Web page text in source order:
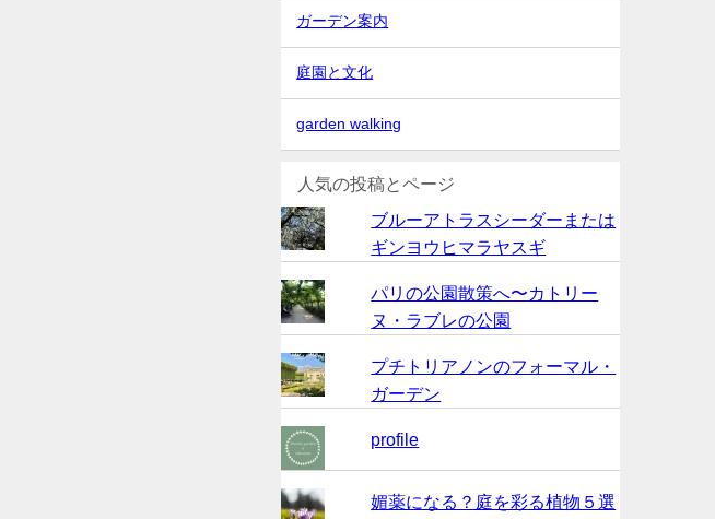
ガーデン案内
庭園と文化
garden walking
人気の投稿とページ
ブルーアトラスシーダーまたは
ギンヨウヒマラヤスギ
パリの公園散策へ〜カトリー
ヌ・ラブレの公園
プチトリアノンのフォーマル・
ガーデン
profile
媚薬になる？庭を彩る植物５選